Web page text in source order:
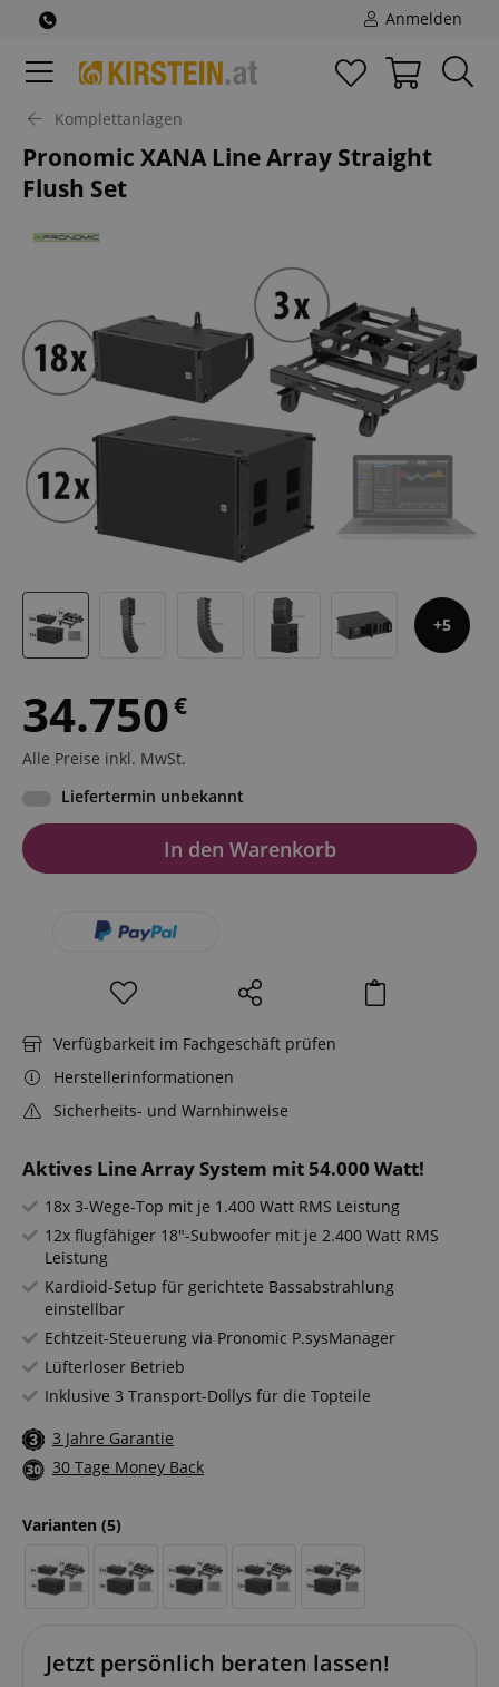
Anmelden
Komplettanlagen
Pronomic XANA Line Array Straight
Flush Set
5
Aktives Line Array System mit 54.000 Watt!
18x 3-Wege-Top mit je 1.400 Watt RMS Leistung
12x flugfähiger 18"-Subwoofer mit je 2.400 Watt RMS
Leistung
Kardioid-Setup für gerichtete Bassabstrahlung
einstellbar
Echtzeit-Steuerung via Pronomic P.sysManager
Lüfterloser Betrieb
Inklusive 3 Transport-Dollys für die Topteile
3 Jahre Garantie
30 Tage Money Back
Varianten (5)
34.750€
Alle Preise inkl. MwSt.
Liefertermin unbekannt
In den Warenkorb
Verfügbarkeit im Fachgeschäft prüfen
Herstellerinformationen
Sicherheits- und Warnhinweise
Jetzt persönlich beraten lassen!